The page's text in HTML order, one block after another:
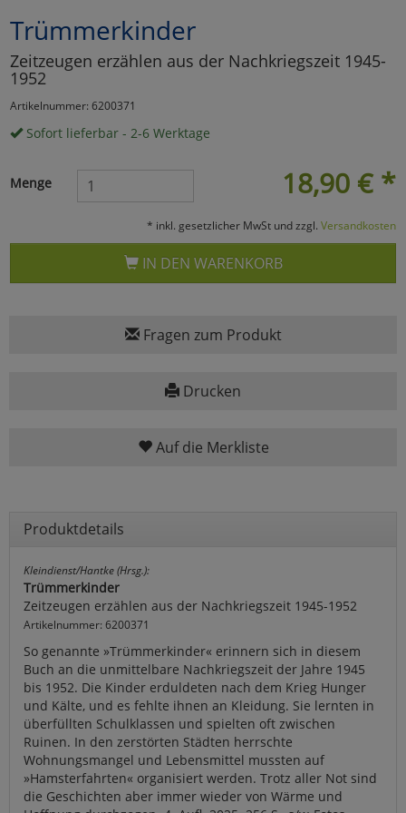
Trümmerkinder
Zeitzeugen erzählen aus der Nachkriegszeit 1945-
1952
Artikelnummer: 6200371
Sofort lieferbar - 2-6 Werktage
18,90 € *
Menge
* inkl. gesetzlicher MwSt und zzgl. Versandkosten
IN DEN WARENKORB
Fragen zum Produkt
Drucken
Auf die Merkliste
Produktdetails
Kleindienst/Hantke (Hrsg.):
Trümmerkinder
Zeitzeugen erzählen aus der Nachkriegszeit 1945-1952
Artikelnummer: 6200371
So genannte »Trümmerkinder« erinnern sich in diesem
Buch an die unmittelbare Nachkriegszeit der Jahre 1945
bis 1952. Die Kinder erduldeten nach dem Krieg Hunger
und Kälte, und es fehlte ihnen an Kleidung. Sie lernten in
überfüllten Schulklassen und spielten oft zwischen
Ruinen. In den zerstörten Städten herrschte
Wohnungsmangel und Lebensmittel mussten auf
»Hamsterfahrten« organisiert werden. Trotz aller Not sind
die Geschichten aber immer wieder von Wärme und
Marketing
Umfragetools
zurückzu Haupptseite